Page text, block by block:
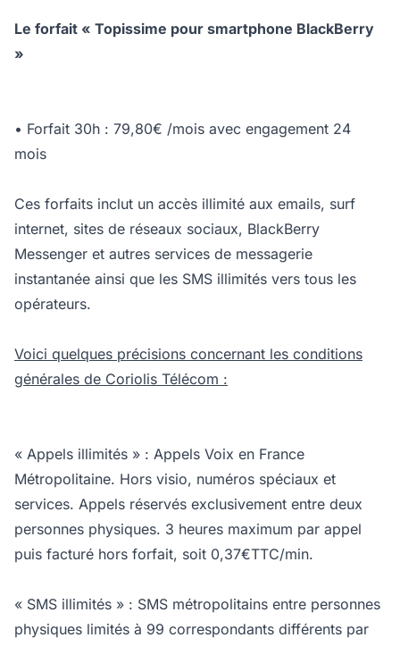
Le forfait « Topissime pour smartphone BlackBerry
»
• Forfait 30h : 79,80€ /mois avec engagement 24
mois
Ces forfaits inclut un accès illimité aux emails, surf
internet, sites de réseaux sociaux, BlackBerry
Messenger et autres services de messagerie
instantanée ainsi que les SMS illimités vers tous les
opérateurs.
Voici quelques précisions concernant les conditions
générales de Coriolis Télécom :
« Appels illimités » : Appels Voix en France
Métropolitaine. Hors visio, numéros spéciaux et
services. Appels réservés exclusivement entre deux
personnes physiques. 3 heures maximum par appel
puis facturé hors forfait, soit 0,37€TTC/min.
« SMS illimités » : SMS métropolitains entre personnes
physiques limités à 99 correspondants différents par